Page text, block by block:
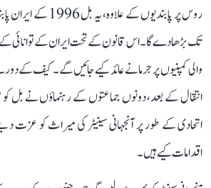
تک بڑھا دے گا۔ اس قانون کے تحت ایران کے توانائی
والی کمپنیوں پر جرمانے عائد کیے جائیں گے۔ کیف کے
انتقال کے بعد، دونوں جماعتوں کے رہنماؤں نے بل
اتحادی کے طور پر آنجہانی سینیٹر کی میراث کو
اقدامات کیے ہیں۔